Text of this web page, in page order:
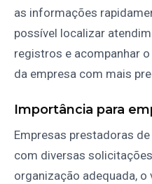
as informações
possível localizar
registros e acompanhar
da empresa com mais
Importância para
Empresas prestadoras
com diversas
organização adequada,